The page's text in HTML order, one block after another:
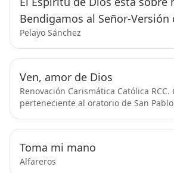
Bendigamos al Señor-Versión
Pelayo Sánchez
Ven, amor de Dios
Renovación Carismática Católica RCC.
perteneciente al oratorio de San Pablo
Toma mi mano
Alfareros